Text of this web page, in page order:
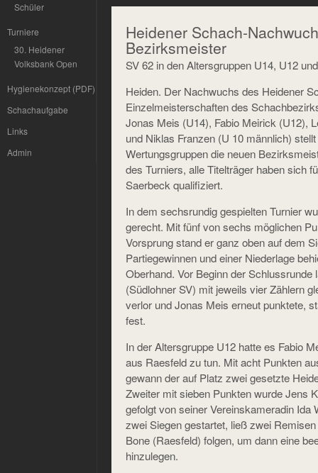
Schüler
Turniere
30. Heidener
Volksbank Open
Hygienekonzept (PDF)
Schachaufgabe
Links
Admin
Heidener Schach-
Bezirksmeister
SV 62 in den Altersgruppen U14, U12
Heiden. Der Nachwuchs des Heidener
Einzelmeisterschaften des
Jonas Meis (U14), Fabio Meirick (U12),
und Niklas Franzen (U 10 männlich)
Wertungsgruppen die neuen
des Turniers, alle Titelträger haben sich
Saerbeck qualifiziert.
In dem sechsrundig gespielten Turnier
gerecht. Mit fünf von sechs möglichen
Vorsprung stand er ganz oben auf dem
Partiegewinnen und einer Niederlage
Oberhand. Vor Beginn der
(Südlohner SV) mit jeweils vier Zählern
verlor und Jonas Meis erneut punktete,
fest.
In der Altersgruppe U12 hatte es Fabio
aus Raesfeld zu tun. Mit acht Punkten
gewann der auf Platz zwei gesetzte
Zweiter mit sieben Punkten wurde Jens
gefolgt von seiner Vereinskameradin Ida
zwei Siegen gestartet, ließ zwei
Bone (Raesfeld) folgen, um dann eine
hinzulegen.